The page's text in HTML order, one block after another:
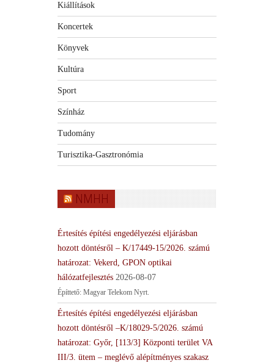
Kiállítások
Koncertek
Könyvek
Kultúra
Sport
Színház
Tudomány
Turisztika-Gasztronómia
NMHH
Értesítés építési engedélyezési eljárásban
hozott döntésről – K/17449-15/2026. számú
határozat: Vekerd, GPON optikai
hálózatfejlesztés 2026-08-07
Építtető: Magyar Telekom Nyrt.
Értesítés építési engedélyezési eljárásban
hozott döntésről –K/18029-5/2026. számú
határozat: Győr, [113/3] Központi terület VA
III/3. ütem – meglévő alépítményes szakasz